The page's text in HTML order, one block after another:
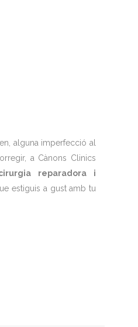
alguna imperfecció al
a Cànons Clinics
reparadora i
estiguis a gust amb tu